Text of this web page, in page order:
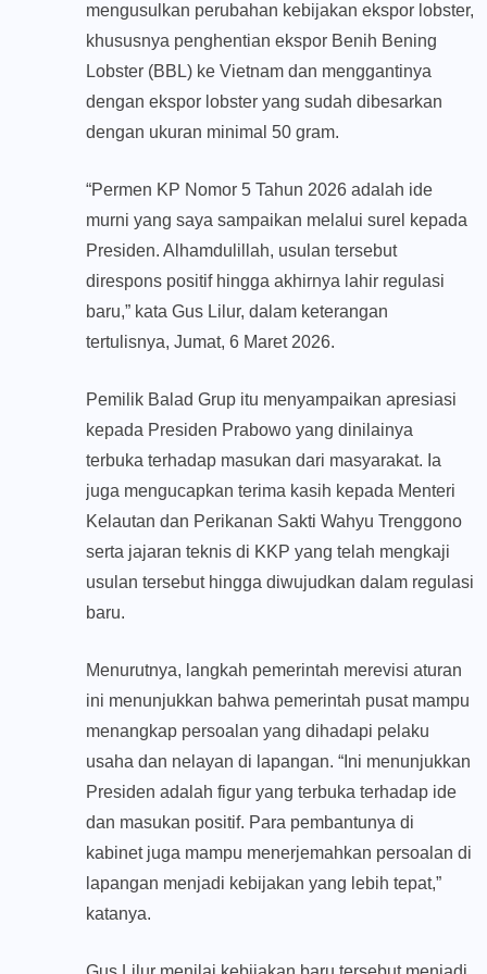
mengusulkan perubahan kebijakan ekspor lobster,
khususnya penghentian ekspor Benih Bening
Lobster (BBL) ke Vietnam dan menggantinya
dengan ekspor lobster yang sudah dibesarkan
dengan ukuran minimal 50 gram.
“Permen KP Nomor 5 Tahun 2026 adalah ide
murni yang saya sampaikan melalui surel kepada
Presiden. Alhamdulillah, usulan tersebut
direspons positif hingga akhirnya lahir regulasi
baru,” kata Gus Lilur, dalam keterangan
tertulisnya, Jumat, 6 Maret 2026.
Pemilik Balad Grup itu menyampaikan apresiasi
kepada Presiden Prabowo yang dinilainya
terbuka terhadap masukan dari masyarakat. Ia
juga mengucapkan terima kasih kepada Menteri
Kelautan dan Perikanan Sakti Wahyu Trenggono
serta jajaran teknis di KKP yang telah mengkaji
usulan tersebut hingga diwujudkan dalam regulasi
baru.
Menurutnya, langkah pemerintah merevisi aturan
ini menunjukkan bahwa pemerintah pusat mampu
menangkap persoalan yang dihadapi pelaku
usaha dan nelayan di lapangan. “Ini menunjukkan
Presiden adalah figur yang terbuka terhadap ide
dan masukan positif. Para pembantunya di
kabinet juga mampu menerjemahkan persoalan di
lapangan menjadi kebijakan yang lebih tepat,”
katanya.